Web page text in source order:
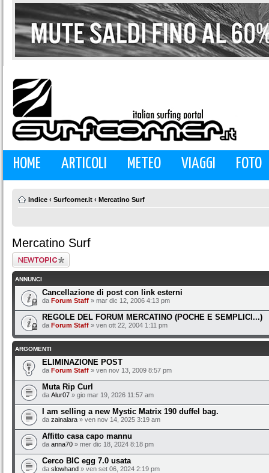
HOME ARTICOLI METEO VIAGGI FOTO
Indice ‹ Surfcorner.it ‹ Mercatino Surf
Mercatino Surf
Scrivi un nuovo
argomento
ANNUNCI
Cancellazione di post con link esterni
da Forum Staff » mar dic 12, 2006 4:13 pm
REGOLE DEL FORUM MERCATINO (POCHE E SEMPLICI...)
da Forum Staff » ven ott 22, 2004 1:11 pm
ARGOMENTI
ELIMINAZIONE POST
da Forum Staff » ven nov 13, 2009 8:57 pm
Muta Rip Curl
da Alur07 » gio mar 19, 2026 11:57 am
I am selling a new Mystic Matrix 190 duffel bag.
da zainalara » ven nov 14, 2025 3:19 am
Affitto casa capo mannu
da anna70 » mer dic 18, 2024 8:18 pm
Cerco BIC egg 7.0 usata
da slowhand » ven set 06, 2024 2:19 pm